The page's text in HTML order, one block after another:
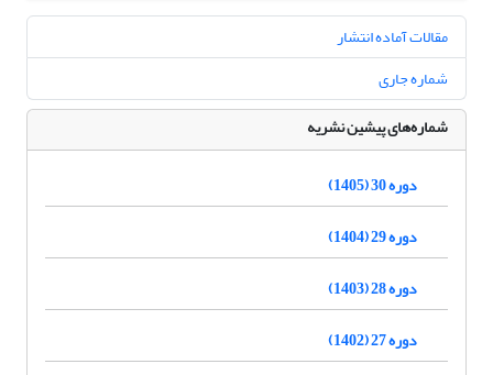
مقالات آماده انتشار
شماره جاری
شماره‌های پیشین نشریه
دوره 30 (1405)
دوره 29 (1404)
دوره 28 (1403)
دوره 27 (1402)